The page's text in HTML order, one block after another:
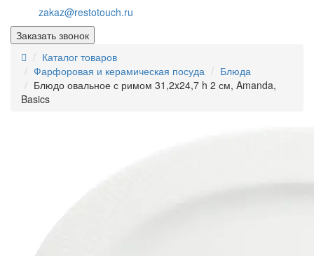
zakaz@restotouch.ru
Заказать звонок
Каталог товаров
Фарфоровая и керамическая посуда
Блюда
Блюдо овальное с римом 31,2x24,7 h 2 см, Amanda,
Basics